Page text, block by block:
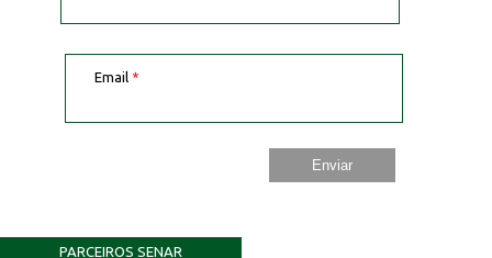
Email *
PARCEIROS SENAR